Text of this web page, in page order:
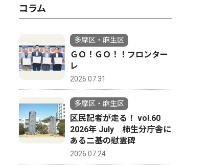
コラム
多摩区・麻生区
ＧＯ！ＧＯ！！フロンター
レ
2026.07.31
多摩区・麻生区
区民記者が走る！ vol.60
2026年 July 柿生分庁舎に
ある二基の慰霊碑
2026.07.24